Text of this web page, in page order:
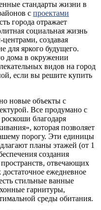
стандарты жизни в
c проектами
города отражает
социальная жизнь
создавая
для яркого будущего.
дома в окружении
видов на город
если вы решите купить
новые объекты с
Все продумано с
благодаря
которая позволяет
порогу. Эти единицы
планы этажей (от 1
создания
отвечающих
ежедневное
стильные ванные
гарнитуры,
среды обитания.